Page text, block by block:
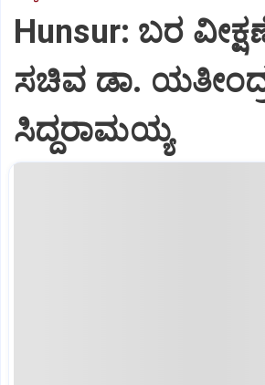
Hunsur: ಬರ
ಸಚಿವ ಡಾ.
ಸಿದ್ದರಾಮಯ್ಯ